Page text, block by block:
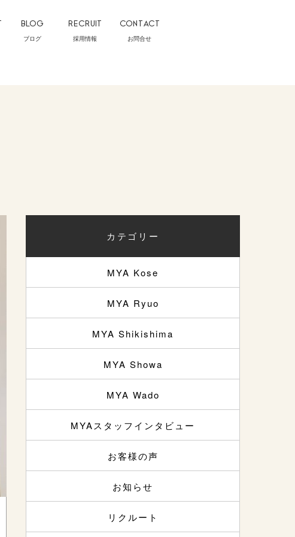
BLOG
ブログ
RECRUIT
採用情報
CONTACT
お問合せ
カテゴリー
MYA Kose
MYA Ryuo
MYA Shikishima
MYA Showa
MYA Wado
MYAスタッフインタビュー
お客様の声
お知らせ
リクルート